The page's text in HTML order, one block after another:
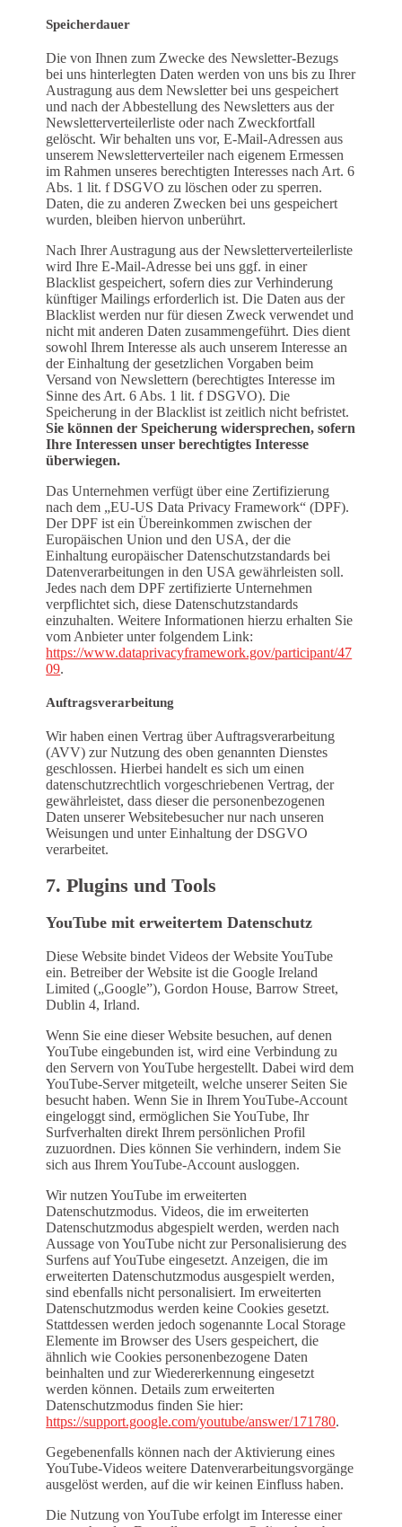
Speicherdauer
Die von Ihnen zum Zwecke des Newsletter-Bezugs
bei uns hinterlegten Daten werden von uns bis zu Ihrer
Austragung aus dem Newsletter bei uns gespeichert
und nach der Abbestellung des Newsletters aus der
Newsletterverteilerliste oder nach Zweckfortfall
gelöscht. Wir behalten uns vor, E-Mail-Adressen aus
unserem Newsletterverteiler nach eigenem Ermessen
im Rahmen unseres berechtigten Interesses nach Art. 6
Abs. 1 lit. f DSGVO zu löschen oder zu sperren.
Daten, die zu anderen Zwecken bei uns gespeichert
wurden, bleiben hiervon unberührt.
Nach Ihrer Austragung aus der Newsletterverteilerliste
wird Ihre E-Mail-Adresse bei uns ggf. in einer
Blacklist gespeichert, sofern dies zur Verhinderung
künftiger Mailings erforderlich ist. Die Daten aus der
Blacklist werden nur für diesen Zweck verwendet und
nicht mit anderen Daten zusammengeführt. Dies dient
sowohl Ihrem Interesse als auch unserem Interesse an
der Einhaltung der gesetzlichen Vorgaben beim
Versand von Newslettern (berechtigtes Interesse im
Sinne des Art. 6 Abs. 1 lit. f DSGVO). Die
Speicherung in der Blacklist ist zeitlich nicht befristet.
Sie können der Speicherung widersprechen, sofern
Ihre Interessen unser berechtigtes Interesse
überwiegen.
Das Unternehmen verfügt über eine Zertifizierung
nach dem „EU-US Data Privacy Framework“ (DPF).
Der DPF ist ein Übereinkommen zwischen der
Europäischen Union und den USA, der die
Einhaltung europäischer Datenschutzstandards bei
Datenverarbeitungen in den USA gewährleisten soll.
Jedes nach dem DPF zertifizierte Unternehmen
verpflichtet sich, diese Datenschutzstandards
einzuhalten. Weitere Informationen hierzu erhalten Sie
vom Anbieter unter folgendem Link:
https://www.dataprivacyframework.gov/participant/47
09.
Auftragsverarbeitung
Wir haben einen Vertrag über Auftragsverarbeitung
(AVV) zur Nutzung des oben genannten Dienstes
geschlossen. Hierbei handelt es sich um einen
datenschutzrechtlich vorgeschriebenen Vertrag, der
gewährleistet, dass dieser die personenbezogenen
Daten unserer Websitebesucher nur nach unseren
Weisungen und unter Einhaltung der DSGVO
verarbeitet.
7. Plugins und Tools
YouTube mit erweitertem Datenschutz
Diese Website bindet Videos der Website YouTube
ein. Betreiber der Website ist die Google Ireland
Limited („Google”), Gordon House, Barrow Street,
Dublin 4, Irland.
Wenn Sie eine dieser Website besuchen, auf denen
YouTube eingebunden ist, wird eine Verbindung zu
den Servern von YouTube hergestellt. Dabei wird dem
YouTube-Server mitgeteilt, welche unserer Seiten Sie
besucht haben. Wenn Sie in Ihrem YouTube-Account
eingeloggt sind, ermöglichen Sie YouTube, Ihr
Surfverhalten direkt Ihrem persönlichen Profil
zuzuordnen. Dies können Sie verhindern, indem Sie
sich aus Ihrem YouTube-Account ausloggen.
Wir nutzen YouTube im erweiterten
Datenschutzmodus. Videos, die im erweiterten
Datenschutzmodus abgespielt werden, werden nach
Aussage von YouTube nicht zur Personalisierung des
Surfens auf YouTube eingesetzt. Anzeigen, die im
erweiterten Datenschutzmodus ausgespielt werden,
sind ebenfalls nicht personalisiert. Im erweiterten
Datenschutzmodus werden keine Cookies gesetzt.
Stattdessen werden jedoch sogenannte Local Storage
Elemente im Browser des Users gespeichert, die
ähnlich wie Cookies personenbezogene Daten
beinhalten und zur Wiedererkennung eingesetzt
werden können. Details zum erweiterten
Datenschutzmodus finden Sie hier:
https://support.google.com/youtube/answer/171780.
Gegebenenfalls können nach der Aktivierung eines
YouTube-Videos weitere Datenverarbeitungsvorgänge
ausgelöst werden, auf die wir keinen Einfluss haben.
Die Nutzung von YouTube erfolgt im Interesse einer